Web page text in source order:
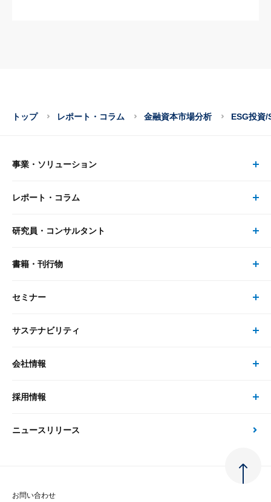
トップ レポート・コラム 金融資本市場分析 ESG投資/
事業・ソリューション
事業・ソリューション トップ
リサーチ
大和総研の強み
先端テクノロジーに基づく新たな価値の創出
レポート・コラム
レポート・コラム トップ
最新のレポート・コラム
政策分析
研究員・コンサルタント
研究員・コンサルタント トップ
研究員
書籍・刊行物
書籍・刊行物 トップ
書籍
セミナー
セミナー トップ
現在受付中のセミナー・イベント
サステナビリティ
サステナビリティの取り組み
次世代社会への貢献
会社情報
会社情報 トップ
会社概要・役員一覧
採用情報
採用情報 トップ
ニュースリリース
お問い合わせ